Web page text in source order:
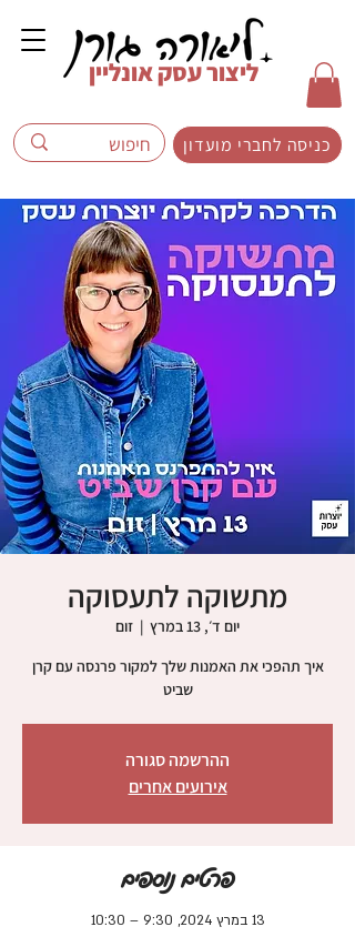
כניסה לחברי מועדון
ליצור עסק אונליין
מתשוקה לתעסוקה
יום ד׳, 13 במרץ
  |
זום
איך תהפכי את האמנות שלך למקור פרנסה עם קרן
שביט
ההרשמה סגורה
אירועים אחרים
פרטים נוספים
13 במרץ 2024, 9:30 – 10:30